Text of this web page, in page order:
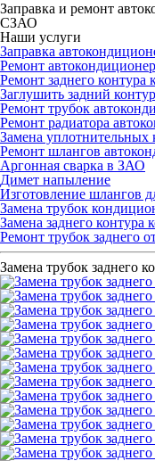
Заправка и ремонт
СЗАО
Наши услуги
Заправка
Ремонт
Ремонт заднего контура
Заглушить задний контур
Ремонт трубок
Ремонт радиатора
Замена уплотнительных
Ремонт шлангов
Аргонная сварка в ЗАО
Димет напыление
Изготовление шлангов
Замена трубок
Замена заднего
Ремонт трубок заднего
Замена трубок заднего